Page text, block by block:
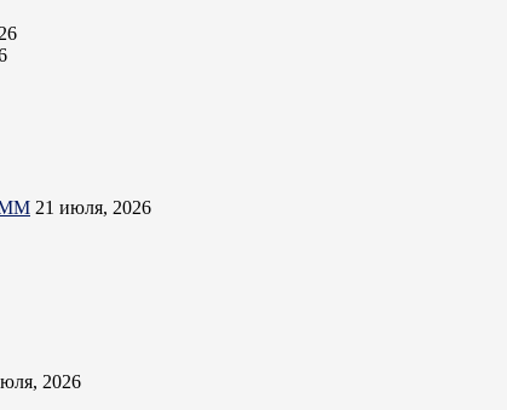
21 июля, 2026
2026